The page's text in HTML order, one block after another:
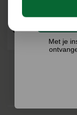
werkdagen
€509,00
Met je